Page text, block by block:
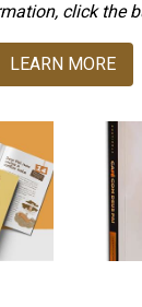
click the
LEARN MORE